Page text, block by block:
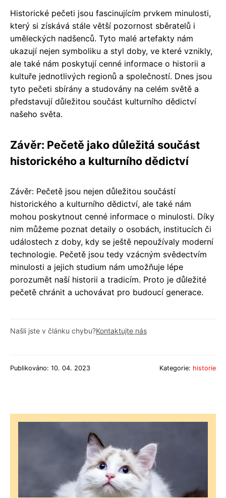
Historické pečeti jsou fascinujícím prvkem minulosti,
který si získává stále větší pozornost sběratelů i
uměleckých nadšenců. Tyto malé artefakty nám
ukazují nejen symboliku a styl doby, ve které vznikly,
ale také nám poskytují cenné informace o historii a
kultuře jednotlivých regionů a společností. Dnes jsou
tyto pečeti sbírány a studovány na celém světě a
představují důležitou součást kulturního dědictví
našeho světa.
Závěr: Pečetě jako důležitá součást
historického a kulturního dědictví
Závěr: Pečetě jsou nejen důležitou součástí
historického a kulturního dědictví, ale také nám
mohou poskytnout cenné informace o minulosti. Díky
nim můžeme poznat detaily o osobách, institucích či
událostech z doby, kdy se ještě nepoužívaly moderní
technologie. Pečetě jsou tedy vzácným svědectvím
minulosti a jejich studium nám umožňuje lépe
porozumět naší historii a tradicím. Proto je důležité
pečetě chránit a uchovávat pro budoucí generace.
Našli jste v článku chybu?Kontaktujte nás
Publikováno: 10. 04. 2023 Kategorie: historie